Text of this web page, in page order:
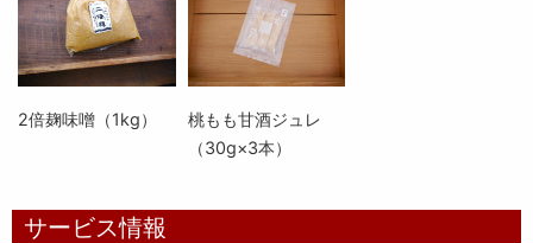
2倍麹味噌（1kg）
桃もも甘酒ジュレ
（30g×3本）
サービス情報